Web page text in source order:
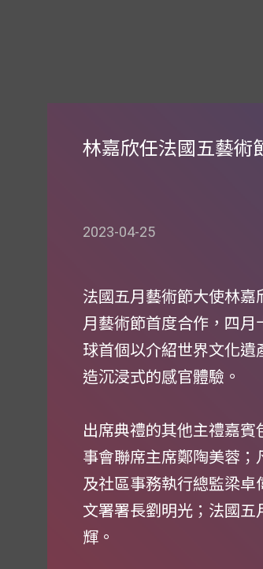
林嘉欣任法國五藝術
2023-04-25
法國五月藝術節大使林
月藝術節首度合作，四
球首個以介紹世界文化
造沉浸式的感官體驗。
出席典禮的其他主禮嘉
事會聯席主席鄭陶美蓉
及社區事務執行總監梁
文署署長劉明光；法國五
輝。